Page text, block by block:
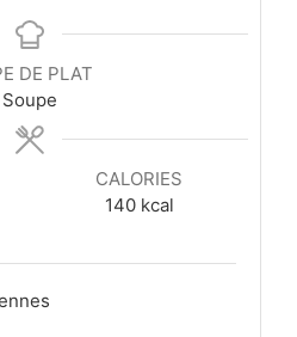
DE PLAT
Soupe
CALORIES
140 kcal